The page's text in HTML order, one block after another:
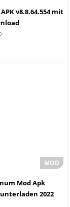
v8.8.64.554 mit
Mod Apk
2022